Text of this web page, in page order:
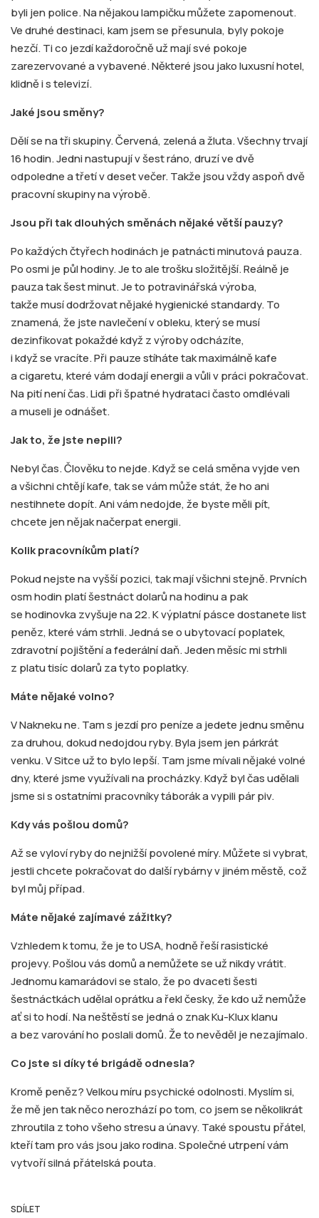
byli jen police. Na nějakou lampičku můžete zapomenout.
Ve druhé destinaci, kam jsem se přesunula, byly pokoje
hezčí. Ti co jezdí každoročně už mají své pokoje
zarezervované a vybavené. Některé jsou jako luxusní hotel,
klidně i s televizí.
Jaké jsou směny?
Dělí se na tři skupiny. Červená, zelená a žluta. Všechny trvají
16 hodin. Jedni nastupují v šest ráno, druzí ve dvě
odpoledne a třetí v deset večer. Takže jsou vždy aspoň dvě
pracovní skupiny na výrobě.
Jsou při tak dlouhých směnách nějaké větší pauzy?
Po každých čtyřech hodinách je patnácti minutová pauza.
Po osmi je půl hodiny. Je to ale trošku složitější. Reálně je
pauza tak šest minut. Je to potravinářská výroba,
takže musí dodržovat nějaké hygienické standardy. To
znamená, že jste navlečení v obleku, který se musí
dezinfikovat pokaždé když z výroby odcházíte,
i když se vracíte. Při pauze stíháte tak maximálně kafe
a cigaretu, které vám dodají energii a vůli v práci pokračovat.
Na pití není čas. Lidi při špatné hydrataci často omdlévali
a museli je odnášet.
Jak to, že jste nepili?
Nebyl čas. Člověku to nejde. Když se celá směna vyjde ven
a všichni chtějí kafe, tak se vám může stát, že ho ani
nestihnete dopít. Ani vám nedojde, že byste měli pít,
chcete jen nějak načerpat energii.
Kolik pracovníkům platí?
Pokud nejste na vyšší pozici, tak mají všichni stejně. Prvních
osm hodin platí šestnáct dolarů na hodinu a pak
se hodinovka zvyšuje na 22. K výplatní pásce dostanete list
peněz, které vám strhli. Jedná se o ubytovací poplatek,
zdravotní pojištění a federální daň. Jeden měsíc mi strhli
z platu tisíc dolarů za tyto poplatky.
Máte nějaké volno?
V Nakneku ne. Tam s jezdí pro peníze a jedete jednu směnu
za druhou, dokud nedojdou ryby. Byla jsem jen párkrát
venku. V Sitce už to bylo lepší. Tam jsme mívali nějaké volné
dny, které jsme využívali na procházky. Když byl čas udělali
jsme si s ostatními pracovníky táborák a vypili pár piv.
Kdy vás pošlou domů?
Až se vyloví ryby do nejnižší povolené míry. Můžete si vybrat,
jestli chcete pokračovat do další rybárny v jiném městě, což
byl můj případ.
Máte nějaké zajímavé zážitky?
Vzhledem k tomu, že je to USA, hodně řeší rasistické
projevy. Pošlou vás domů a nemůžete se už nikdy vrátit.
Jednomu kamarádovi se stalo, že po dvaceti šesti
šestnáctkách udělal oprátku a řekl česky, že kdo už nemůže
ať si to hodí. Na neštěstí se jedná o znak Ku-Klux klanu
a bez varování ho poslali domů. Že to nevěděl je nezajímalo.
Co jste si díky té brigádě odnesla?
Kromě peněz? Velkou míru psychické odolnosti. Myslím si,
že mě jen tak něco nerozhází po tom, co jsem se několikrát
zhroutila z toho všeho stresu a únavy. Také spoustu přátel,
kteří tam pro vás jsou jako rodina. Společné utrpení vám
vytvoří silná přátelská pouta.
SDÍLET